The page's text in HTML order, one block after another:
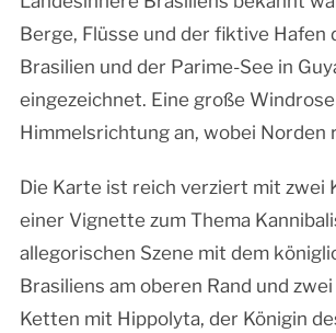
Berge, Flüsse und der fiktive Hafen
Brasilien und der Parime-See in
eingezeichnet. Eine große
Himmelsrichtung an, wobei Norden
Die Karte ist reich verziert mit zwei
einer Vignette zum Thema
allegorischen Szene mit dem
Brasiliens am oberen Rand und
Ketten mit Hippolyta, der Königin